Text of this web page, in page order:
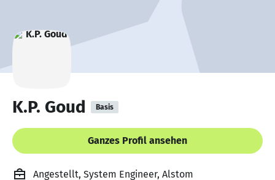
K.P. Goud Basis
Ganzes Profil ansehen
Angestellt, System Engineer, Alstom